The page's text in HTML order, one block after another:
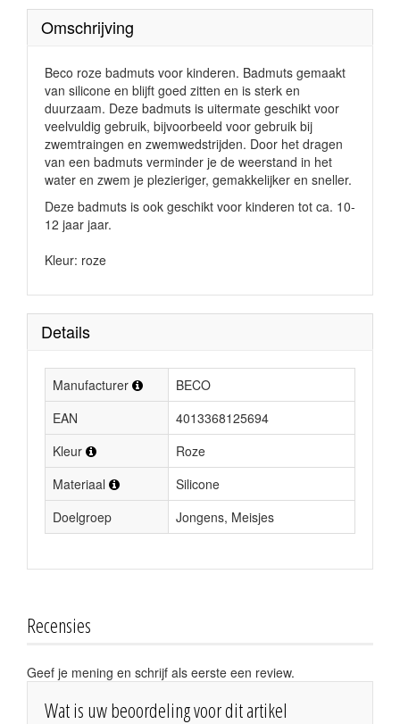
Omschrijving
Beco roze badmuts voor kinderen. Badmuts gemaakt
van silicone en blijft goed zitten en is sterk en
duurzaam. Deze badmuts is uitermate geschikt voor
veelvuldig gebruik, bijvoorbeeld voor gebruik bij
zwemtraingen en zwemwedstrijden. Door het dragen
van een badmuts verminder je de weerstand in het
water en zwem je plezieriger, gemakkelijker en sneller.
Deze badmuts is ook geschikt voor kinderen tot ca. 10-
12 jaar jaar.
Kleur: roze
Details
Manufacturer
BECO
EAN
4013368125694
Kleur
Roze
Materiaal
Silicone
Doelgroep
Jongens, Meisjes
Recensies
Geef je mening en schrijf als eerste een review.
Wat is uw beoordeling voor dit artikel